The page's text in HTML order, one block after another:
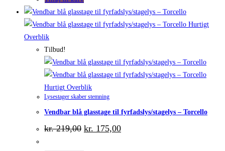
Hurtigt
Overblik
Tilbud!
Hurtigt Overblik
Lysestager skaber stemning
Vendbar blå glasstage til fyrfadslys/stagelys – Torcello
kr.219,00 Den
oprindelige
kr. 175,00Den